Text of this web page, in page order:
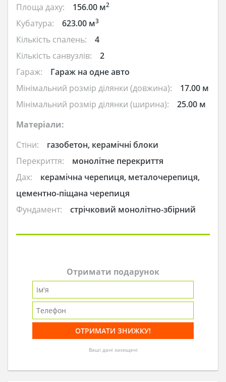
Площа даху:
156.00 м2
Кубатура: 623.00 м3
Кількість спалень:
4
Кількість санвузлів:
2
Гараж:
Гараж на одне авто
Мінімальний розмір ділянки (довжина):
17.00 м
Мінімальний розмір ділянки (ширина):
25.00 м
Матеріали:
Стіни:
газобетон, керамічні блоки
Перекриття:
монолітне перекриття
Дах:
керамічна черепиця, металочерепиця,
цементно-піщана черепиця
Фундамент:
стрічковий монолітно-збірний
Отримати подарунок
Ваші дані захищені